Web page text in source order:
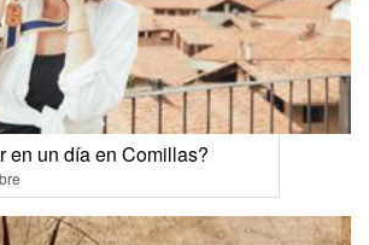
en un día en Comillas?